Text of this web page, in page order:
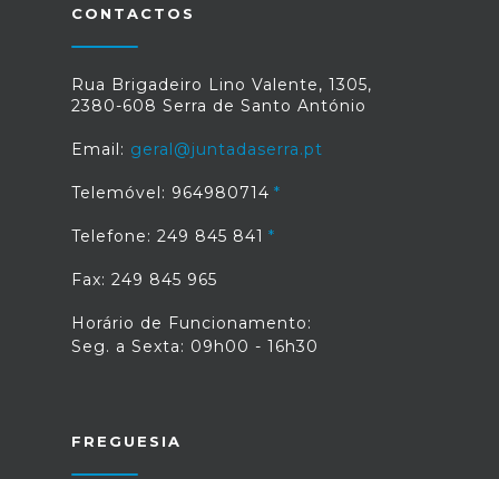
CONTACTOS
Rua Brigadeiro Lino Valente, 1305,
2380-608 Serra de Santo António
Email: geral@juntadaserra.pt
Telemóvel: 964980714
Telefone: 249 845 841
Fax: 249 845 965
Horário de Funcionamento:
Seg. a Sexta: 09h00 - 16h30
FREGUESIA